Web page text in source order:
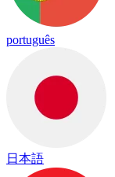
português
日本語